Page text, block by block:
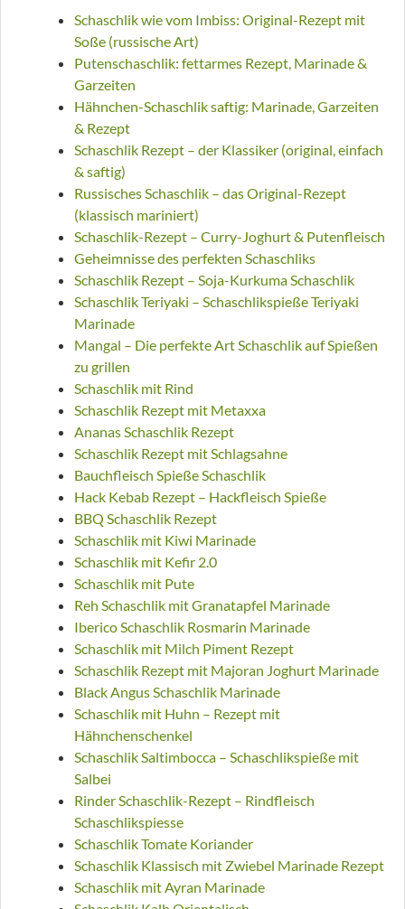
Schaschlik wie vom Imbiss: Original-Rezept mit
Soße (russische Art)
Putenschaschlik: fettarmes Rezept, Marinade &
Garzeiten
Hähnchen-Schaschlik saftig: Marinade, Garzeiten
& Rezept
Schaschlik Rezept – der Klassiker (original, einfach
& saftig)
Russisches Schaschlik – das Original-Rezept
(klassisch mariniert)
Schaschlik-Rezept – Curry-Joghurt & Putenfleisch
Geheimnisse des perfekten Schaschliks
Schaschlik Rezept – Soja-Kurkuma Schaschlik
Schaschlik Teriyaki – Schaschlikspieße Teriyaki
Marinade
Mangal – Die perfekte Art Schaschlik auf Spießen
zu grillen
Schaschlik mit Rind
Schaschlik Rezept mit Metaxxa
Ananas Schaschlik Rezept
Schaschlik Rezept mit Schlagsahne
Bauchfleisch Spieße Schaschlik
Hack Kebab Rezept – Hackfleisch Spieße
BBQ Schaschlik Rezept
Schaschlik mit Kiwi Marinade
Schaschlik mit Kefir 2.0
Schaschlik mit Pute
Reh Schaschlik mit Granatapfel Marinade
Iberico Schaschlik Rosmarin Marinade
Schaschlik mit Milch Piment Rezept
Schaschlik Rezept mit Majoran Joghurt Marinade
Black Angus Schaschlik Marinade
Schaschlik mit Huhn – Rezept mit
Hähnchenschenkel
Schaschlik Saltimbocca – Schaschlikspieße mit
Salbei
Rinder Schaschlik-Rezept – Rindfleisch
Schaschlikspiesse
Schaschlik Tomate Koriander
Schaschlik Klassisch mit Zwiebel Marinade Rezept
Schaschlik mit Ayran Marinade